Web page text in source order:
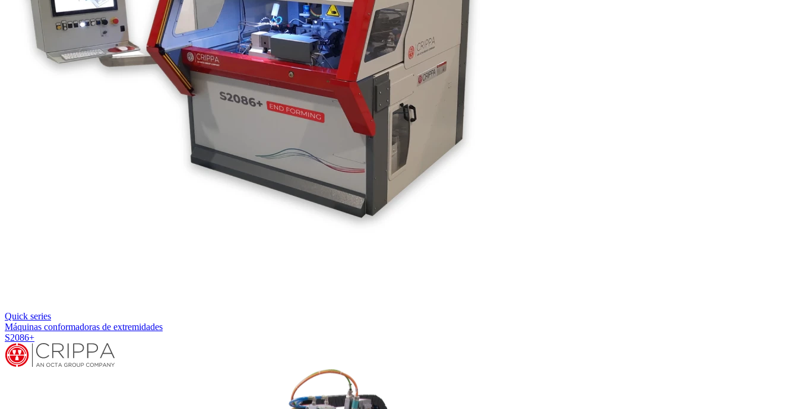
Quick series
Máquinas conformadoras de extremidades
S2086+